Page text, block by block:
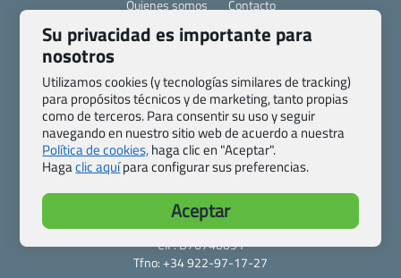
Quienes somos
Contacto
Pasaporte, Visado, Salud y otras disposiciones específicas
Blog de Viajes.com
Registro de agencias
Preguntas frecuentes
Política de privacidad y cookies
Transparencia
Todas las páginas – sitemap
Viajes.com
Last Minute Express S.L.U.
c/ Drago, CC HLS, Local 13
38660 Miraverde – Adeje
Santa Cruz de Tenerife – España
CIF: B76740091
Tfno: +34 922-97-17-27
Su privacidad es importante para
nosotros
Utilizamos cookies (y tecnologías similares de tracking)
para propósitos técnicos y de marketing, tanto propias
como de terceros. Para consentir su uso y seguir
navegando en nuestro sitio web de acuerdo a nuestra
Política de cookies,haga clic en "Aceptar".
Hagaclic aquípara configurar sus preferencias.
Aceptar